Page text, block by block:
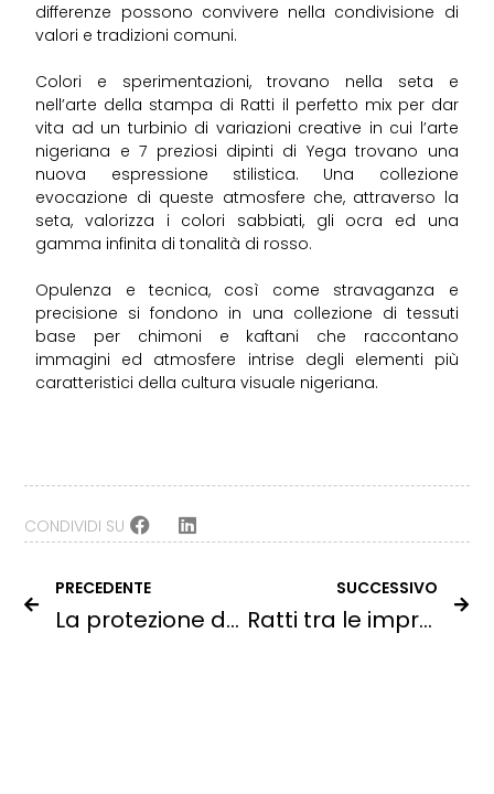
differenze possono convivere nella condivisione di
valori e tradizioni comuni.
Colori e sperimentazioni, trovano nella seta e
nell’arte della stampa di Ratti il perfetto mix per dar
vita ad un turbinio di variazioni creative in cui l’arte
nigeriana e 7 preziosi dipinti di Yega trovano una
nuova espressione stilistica. Una collezione
evocazione di queste atmosfere che, attraverso la
seta, valorizza i colori sabbiati, gli ocra ed una
gamma infinita di tonalità di rosso.
Opulenza e tecnica, così come stravaganza e
precisione si fondono in una collezione di tessuti
base per chimoni e kaftani che raccontano
immagini ed atmosfere intrise degli elementi più
caratteristici della cultura visuale nigeriana.
CONDIVIDI SU
PRECEDENTE
La protezione della biodiversità: l’impegno concreto di Ratti.
SUCCESSIVO
Ratti tra le imprese italiane più attente all’ambiente.